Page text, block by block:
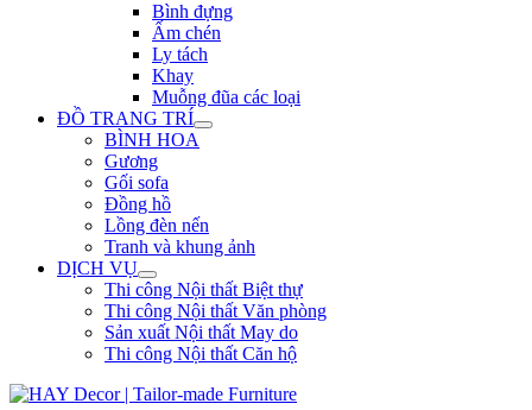
Bình đựng
Ấm chén
Ly tách
Khay
Muỗng đũa các loại
ĐỒ TRANG TRÍ
BÌNH HOA
Gương
Gối sofa
Đồng hồ
Lồng đèn nến
Tranh và khung ảnh
DỊCH VỤ
Thi công Nội thất Biệt thự
Thi công Nội thất Văn phòng
Sản xuất Nội thất May do
Thi công Nội thất Căn hộ